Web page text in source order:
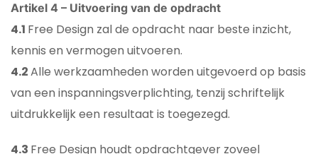
Artikel 4 – Uitvoering van de opdracht
4.1 Free Design zal de opdracht naar beste inzicht,
kennis en vermogen uitvoeren.
4.2Alle werkzaamheden worden uitgevoerd op basis
van een inspanningsverplichting, tenzij schriftelijk
uitdrukkelijk een resultaat is toegezegd.
4.3 Free Design houdt opdrachtgever zoveel